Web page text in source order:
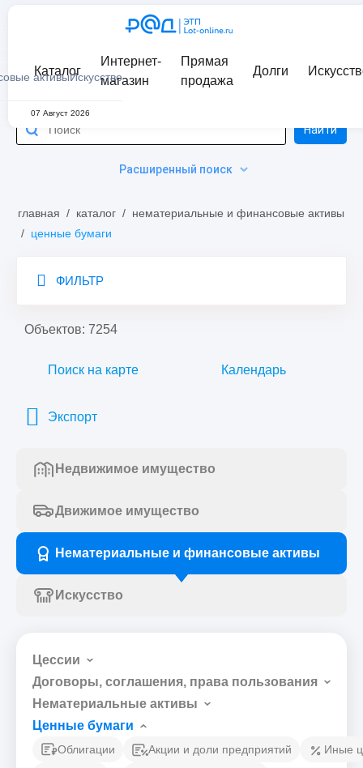
активыИскусство
Каталог
Интернет-
магазин
Прямая
продажа
Долги
07 Август 2026
Расширенный поиск
Найти
главная / каталог / нематериальные и финансовые активы
/ ценные бумаги
ФИЛЬТР
Объектов: 7254
Поиск на карте Календарь
Экспорт
Недвижимое имущество
Движимое имущество
Нематериальные и финансовые активы
Искусство
Цессии
Договоры, соглашения, права пользования
Нематериальные активы
Ценные бумаги
Облигации
Акции и доли предприятий
Иные